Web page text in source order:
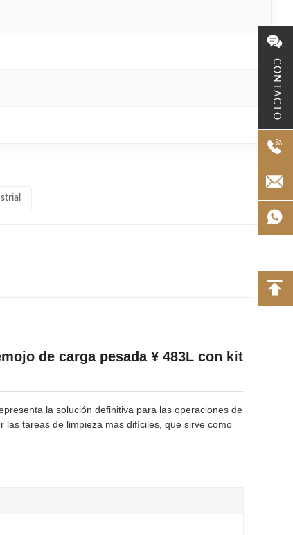
CONTACTO
de carga pesada ¥ 483L con kit
la solución definitiva para las operaciones de
las tareas de limpieza más difíciles, que sirve como